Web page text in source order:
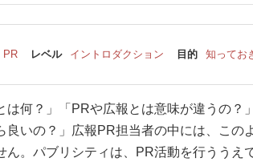
PR レベル イントロダクション 目的 知ってお
は何？」「PRや広報とは意味が違うの？
良いの？」広報PR担当者の中には、この
ん。パブリシティは、PR活動を行ううえ